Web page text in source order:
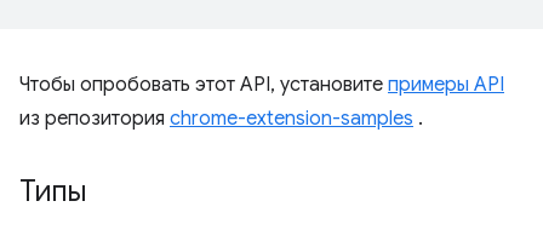
Чтобы опробовать этот API, установите примеры API
из репозитория chrome-extension-samples .
Типы